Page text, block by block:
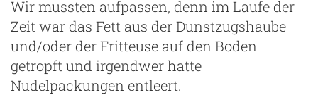
Wir mussten aufpassen, denn im Laufe der
Zeit war das Fett aus der Dunstzugshaube
und/oder der Fritteuse auf den Boden
getropft und irgendwer hatte
Nudelpackungen entleert.